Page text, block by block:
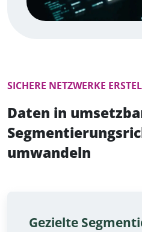
SICHERE NETZWERKE
Daten in
umwandeln
Gezielte